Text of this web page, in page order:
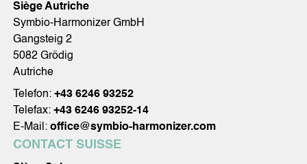
Siège Autriche
Symbio-Harmonizer GmbH
Gangsteig 2
5082 Grödig
Autriche
Telefon: +43 6246 93252
Telefax: +43 6246 93252-14
E-Mail: office@symbio-harmonizer.com
CONTACT SUISSE